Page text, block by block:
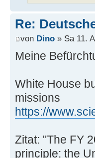
Re:
von Dino » Sa 11.
Meine
White House
missions
https://
Zitat: "The FY
principle: the